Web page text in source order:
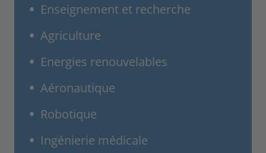
Enseignement et recherche
Agriculture
Energies renouvelables
Aéronautique
Robotique
Ingénierie médicale